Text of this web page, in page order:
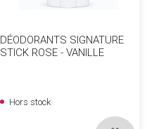
DÉODORANTS SIGNATURE
STICK ROSE - VANILLE
Hors stock